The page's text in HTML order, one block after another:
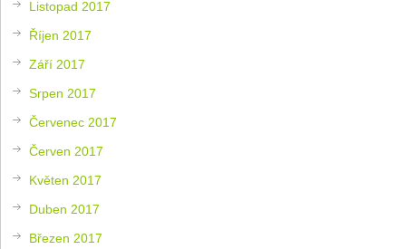
Listopad 2017
Říjen 2017
Září 2017
Srpen 2017
Červenec 2017
Červen 2017
Květen 2017
Duben 2017
Březen 2017